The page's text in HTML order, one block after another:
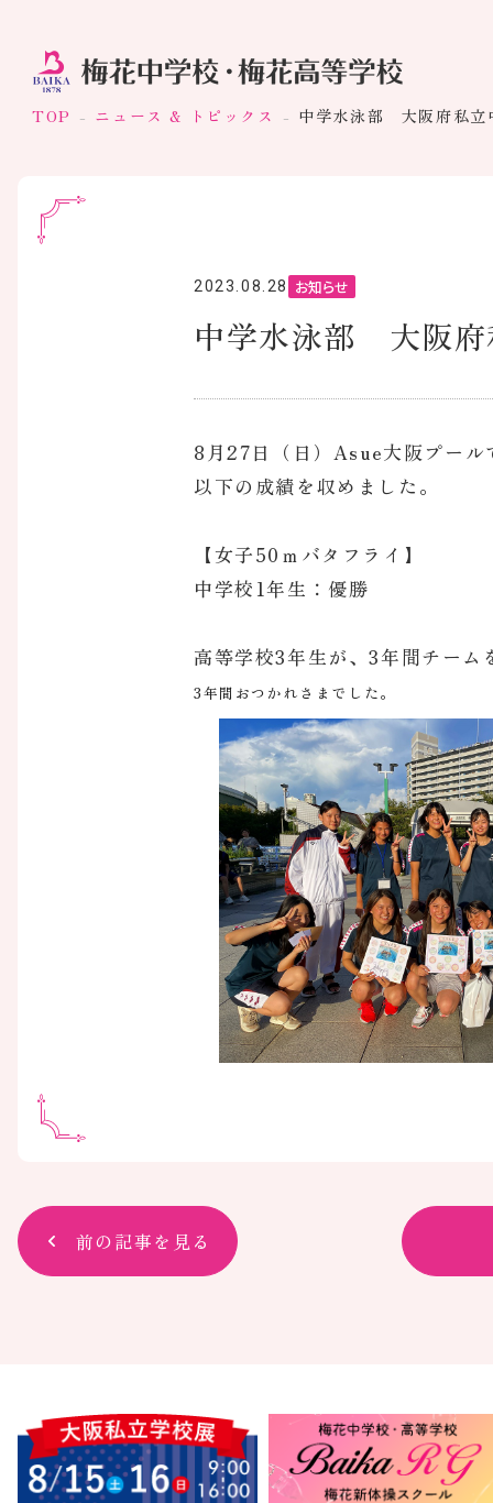
TOP ニュース & トピックス 中学水泳部 大阪府私
2023.08.28 お知らせ
中学水泳部 大阪
8月27日（日）Asue大阪プー
以下の成績を収めました。
【女子50ｍバタフライ】
中学校1年生：優勝
高等学校3年生が、3年間チー
3年間おつかれさまでした。
前の記事を見る